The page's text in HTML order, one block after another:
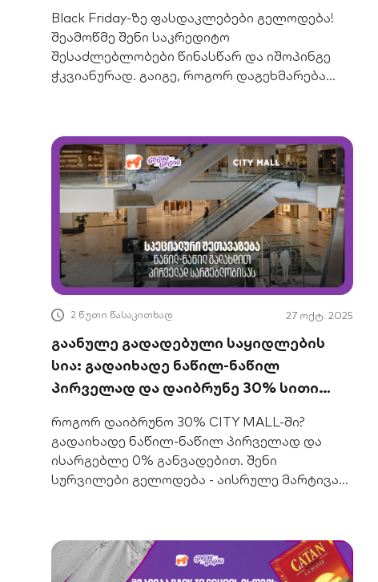
Black Friday-ზე ფასდაკლებები გელოდება!
შეამოწმე შენი საკრედიტო
შესაძლებლობები წინასწარ და იშოპინგე
ჭკვიანურად. გაიგე, როგორ დაგეხმარება
2 წუთი წასაკითხად 27 ოქტ. 2025
გაანულე გადადებული საყიდლების
სია: გადაიხადე ნაწილ-ნაწილ
პირველად და დაიბრუნე 30% სითი
როგორ დაიბრუნო 30% CITY MALL-ში?
გადაიხადე ნაწილ-ნაწილ პირველად და
ისარგებლე 0% განვადებით. შენი
სურვილები გელოდება - აისრულე მარტივად,